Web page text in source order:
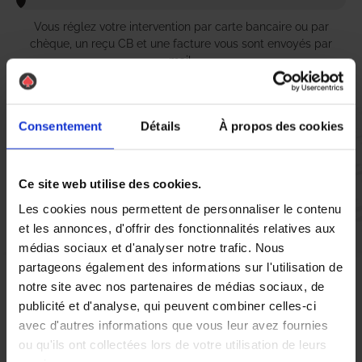
Consentement Détails À propos des cookies
Ce site web utilise des cookies.
Les cookies nous permettent de personnaliser le contenu
et les annonces, d'offrir des fonctionnalités relatives aux
médias sociaux et d'analyser notre trafic. Nous
partageons également des informations sur l'utilisation de
notre site avec nos partenaires de médias sociaux, de
publicité et d'analyse, qui peuvent combiner celles-ci
avec d'autres informations que vous leur avez fournies
ou qu'ils ont collectées lors de votre utilisation de leurs
Vous réglez votre intervention par carte bancaire ou par
chèque, un reçu CB et une facture vous sont envoyés par
mail.
Vous recevez une demande d’évaluation de votre expérience
avec l’équipe AS DE PIC.
Nous avons pensé à tout
À Bourgoin, la présence de nuisibles tels que les chenilles peut